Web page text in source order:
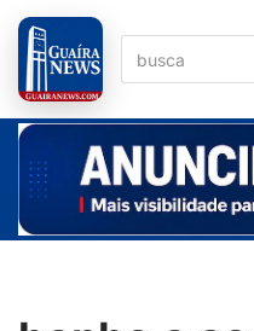
Pular
para
o
conteúdo